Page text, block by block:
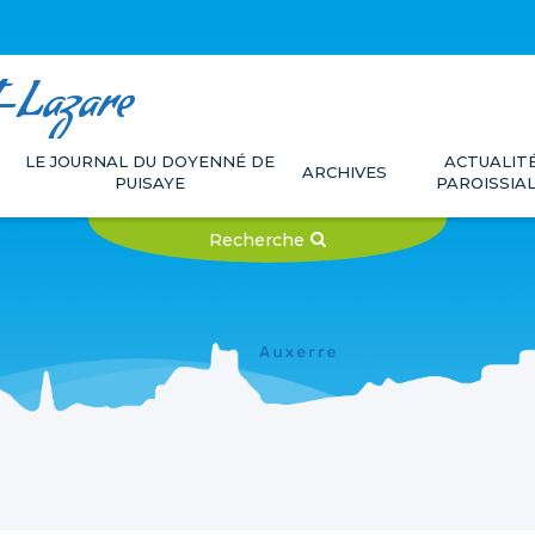
Lazare
LE JOURNAL DU DOYENNÉ DE
PUISAYE
ARCHIVES
Recherche